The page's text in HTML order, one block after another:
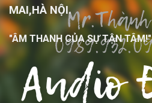
MAI,HÀ NỘI.
"ÂM THANH CỦA SỰ TẬN TÂM!"